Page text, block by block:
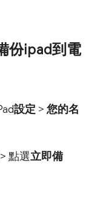
份ipad到電
設定 > 您的名
> 點選立即備